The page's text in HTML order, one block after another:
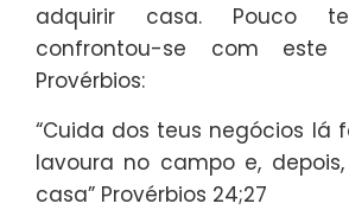
adquirir casa. Pouco
confrontou-se com este
Provérbios:
“Cuida dos teus negócios lá
lavoura no campo e,
casa” Provérbios 24;27